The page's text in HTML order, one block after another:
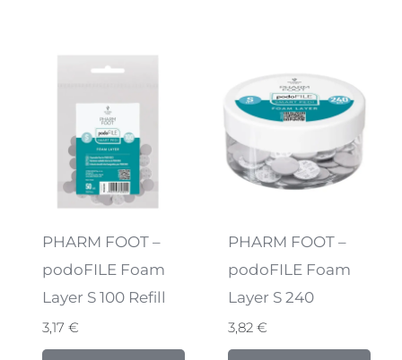
PHARM FOOT –
podoFILE Foam
Layer S 100 Refill
3,17 €
PHARM FOOT –
podoFILE Foam
Layer S 240
3,82€